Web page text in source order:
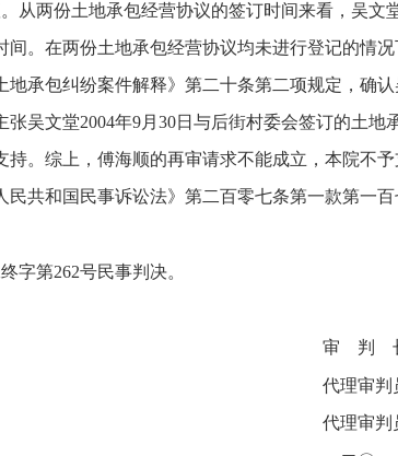
从两份土地承包经营协议的签订时间来看，吴文
。在两份土地承包经营协议均未进行登记的情
承包纠纷案件解释》第二十条第二项规定，确
吴文堂2004年9月30日与后街村委会签订的土地
。综上，傅海顺的再审请求不能成立，本院不
共和国民事诉讼法》第二百零七条第一款第一
字第262号民事判决。
审 判
代理审
代理审